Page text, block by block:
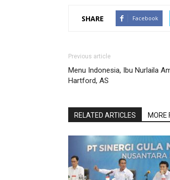
SHARE Facebook
Previous article
Menu Indonesia, Ibu Nurlaila
Hartford, AS
RELATED ARTICLES MORE